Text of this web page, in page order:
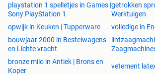
playstation 1 spelletjes in Games |
Sony PlayStation 1
getrokken
Werktuigen
opwijk in Keuken | Tupperware
volledige in
bouwjaar 2000 in Bestelwagens
en Lichte vracht
bronze milo in Antiek | Brons en
Koper
vetement